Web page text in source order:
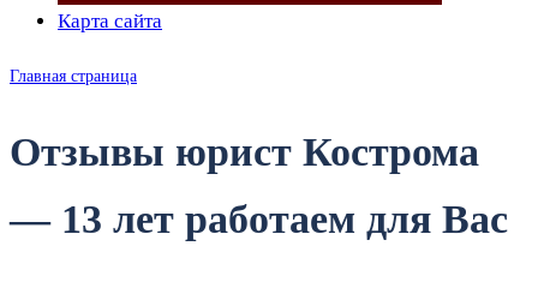
Карта сайта
Главная страница
Отзывы юрист Кострома
— 13 лет работаем для Вас